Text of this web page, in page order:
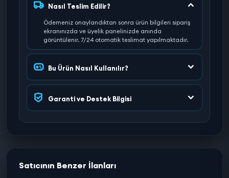
Nasıl Teslim Edilir?
Ödemeniz onaylandıktan sonra ürün bilgileri sipariş
ekranınızda ve üyelik panelinizde anında
görüntülenir. 7/24 otomatik teslimat yapılmaktadır.
Bu Ürün Nasıl Kullanılır?
Garanti ve Destek Bilgisi
Satıcının Benzer İlanları